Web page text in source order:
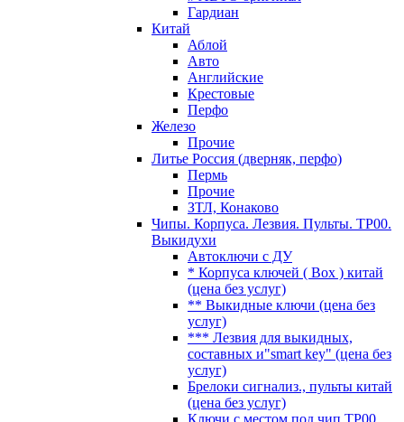
Гардиан
Китай
Аблой
Авто
Английские
Крестовые
Перфо
Железо
Прочие
Литье Россия (дверняк, перфо)
Пермь
Прочие
ЗТЛ, Конаково
Чипы. Корпуса. Лезвия. Пульты. TP00.
Выкидухи
Автоключи с ДУ
* Корпуса ключей ( Box ) китай
(цена без услуг)
** Выкидные ключи (цена без
услуг)
*** Лезвия для выкидных,
составных и"smart key" (цена без
услуг)
Брелоки сигнализ., пульты китай
(цена без услуг)
Ключи с местом под чип TP00